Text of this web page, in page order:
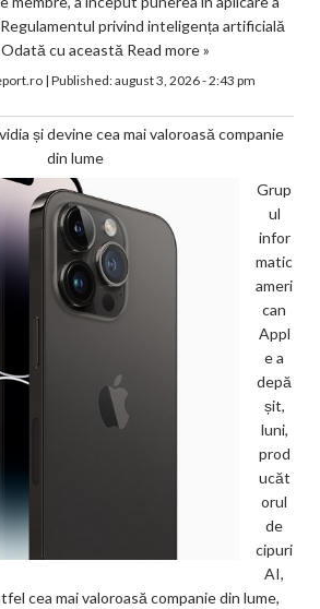
privind inteligența artificială
cu această Read more »
| Published:august 3, 2026 - 2:43 pm
și devine cea mai valoroasă companie
din lume
Grup
ul
infor
matic
ameri
can
Appl
e a
depă
șit,
luni,
prod
ucăt
orul
de
cipuri
AI,
cea mai valoroasă companie din lume,